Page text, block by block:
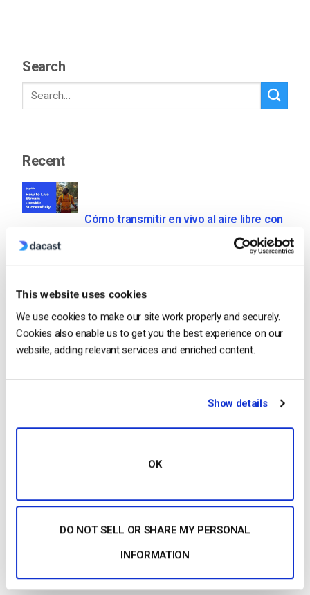
This website uses cookies
We use cookies to make our site work properly and securely.
Cookies also enable us to get you the best experience on our
website, adding relevant services and enriched content.
Show details
OK
DO NOT SELL OR SHARE MY PERSONAL
INFORMATION
Search
Recent
Cómo transmitir en vivo al aire libre con
April 11, 2025
Las 20 mejores plataformas OTT para
que las empresas creen su propio
July 20, 2026
Categories